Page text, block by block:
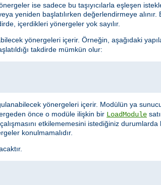
ise sadece bu taşıyıcılarla eşleşen
yeniden başlatılırken değerlendirmeye alınır.
içerdikleri yönergeler yok sayılır.
yönergeleri içerir. Örneğin, aşağıdaki
takdirde mümkün olur:
yönergeleri içerir. Modülün ya
önce o modüle ilişkin bir LoadModule
etkilememesini istediğiniz durumlarda
konulmamalıdır.